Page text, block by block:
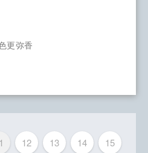
更弥香
12 13 14 15